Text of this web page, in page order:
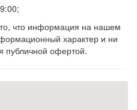
что информация на нашем
характер и ни
публичной офертой.